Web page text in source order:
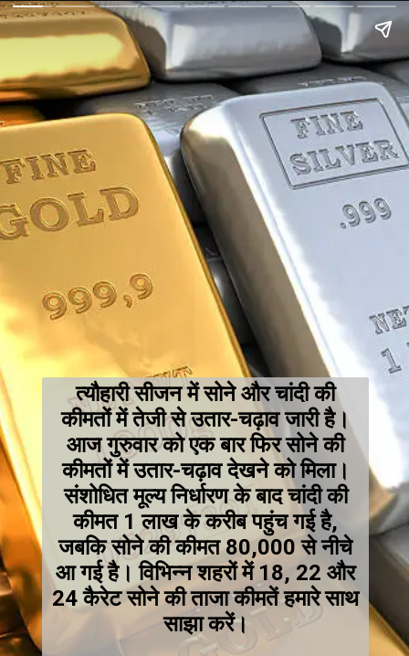
त्यौहारी सीजन में सोने और चांदी की
कीमतों में तेजी से उतार-चढ़ाव जारी है।
आज गुरुवार को एक बार फिर सोने की
कीमतों में उतार-चढ़ाव देखने को मिला।
संशोधित मूल्य निर्धारण के बाद चांदी की
कीमत 1 लाख के करीब पहुंच गई है,
जबकि सोने की कीमत 80,000 से नीचे
आ गई है। विभिन्न शहरों में 18, 22 और
24 कैरेट सोने की ताजा कीमतें हमारे साथ
साझा करें।